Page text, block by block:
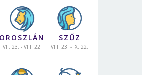
OROSZLÁN
VII. 23. - VIII. 22.
SZŰZ
VIII. 23. - IX. 22.